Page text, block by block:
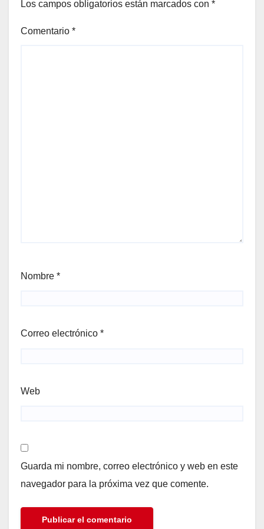
Los campos obligatorios están marcados con *
Comentario *
Nombre *
Correo electrónico *
Web
Guarda mi nombre, correo electrónico y web en este
navegador para la próxima vez que comente.